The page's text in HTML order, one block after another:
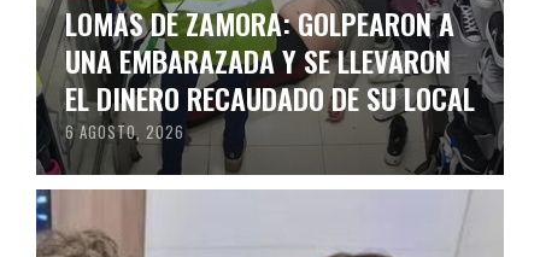
LOMAS DE ZAMORA: GOLPEARON A
UNA EMBARAZADA Y SE LLEVARON
EL DINERO RECAUDADO DE SU LOCAL
6 AGOSTO, 2026